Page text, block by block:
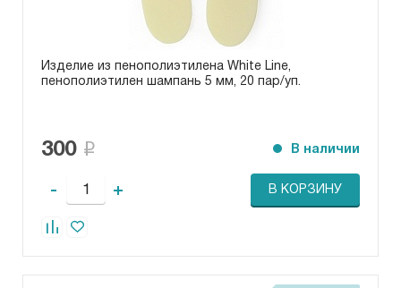
Изделие из пенополиэтилена White Line,
пенополиэтилен шампань 5 мм, 20 пар/уп.
300 В наличии
- + В КОРЗИНУ